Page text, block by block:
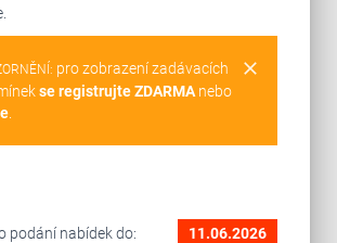
clear
pro zobrazení zadávacích
se registrujte ZDARMAnebo
.
podání nabídek do: 11.06.2026